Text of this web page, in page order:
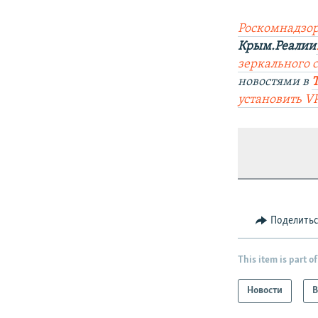
Крым.Реалии
зеркального
новостями в
установить
This item is part of
Новости